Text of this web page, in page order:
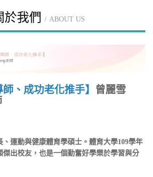
於我們 ABOUT US
師、成功老化推手】 曾麗雪
運動與健康體育學碩士。體育大學109學年
傑出校友，也是一個勤奮好學樂於學習與分